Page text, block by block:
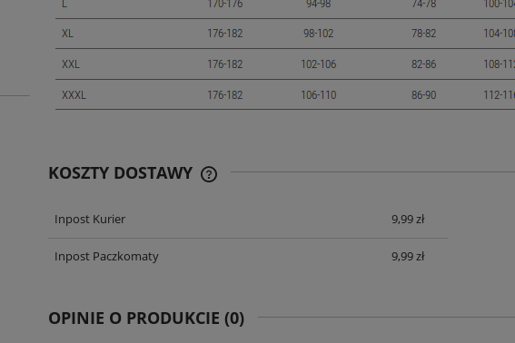
KOSZTY DOSTAWY
CENA ZAWIERA KOSZTY PŁATNOŚCI
Inpost Kurier 9,99 zł
Inpost Paczkomaty 9,99 zł
OPINIE O PRODUKCIE (0)